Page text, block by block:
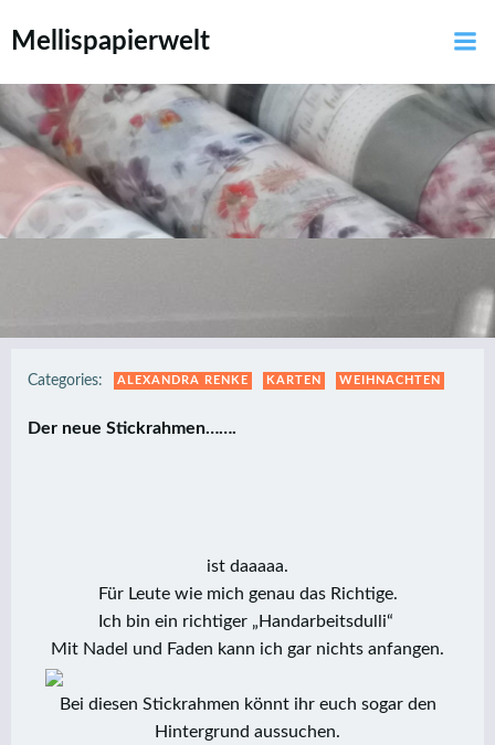
Mellispapierwelt
Categories: ALEXANDRA RENKE KARTEN WEIHNACHTEN
Der neue Stickrahmen…….
ist daaaaa.
Für Leute wie mich genau das Richtige.
Ich bin ein richtiger „Handarbeitsdulli“
Mit Nadel und Faden kann ich gar nichts anfangen.
Bei diesen Stickrahmen könnt ihr euch sogar den
Hintergrund aussuchen.